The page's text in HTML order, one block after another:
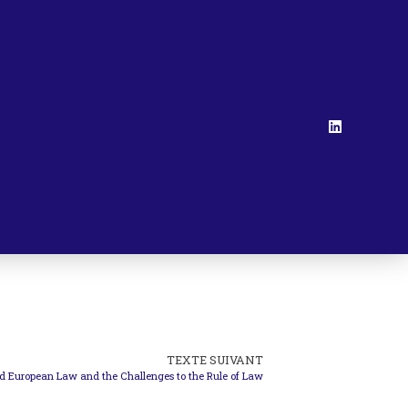
TEXTE SUIVANT
European Law and the Challenges to the Rule of Law